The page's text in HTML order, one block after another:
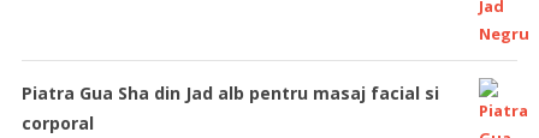
Piatra Gua Sha din Jad alb pentru masaj facial si
corporal